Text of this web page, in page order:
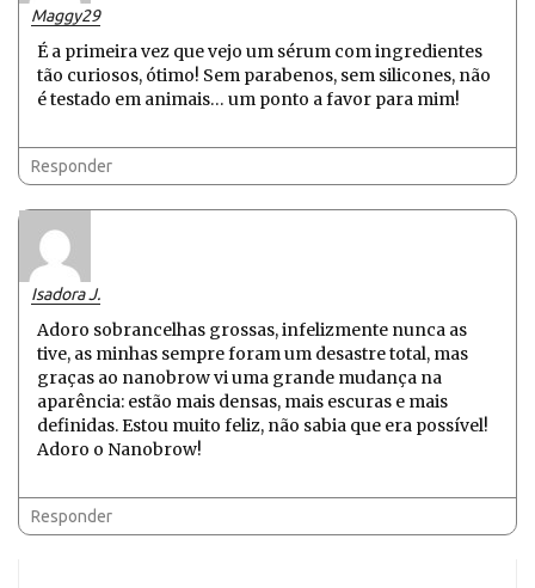
Maggy29
É a primeira vez que vejo um sérum com ingredientes
tão curiosos, ótimo! Sem parabenos, sem silicones, não
é testado em animais… um ponto a favor para mim!
Responder
Isadora J.
Adoro sobrancelhas grossas, infelizmente nunca as
tive, as minhas sempre foram um desastre total, mas
graças ao nanobrow vi uma grande mudança na
aparência: estão mais densas, mais escuras e mais
definidas. Estou muito feliz, não sabia que era possível!
Adoro o Nanobrow!
Responder